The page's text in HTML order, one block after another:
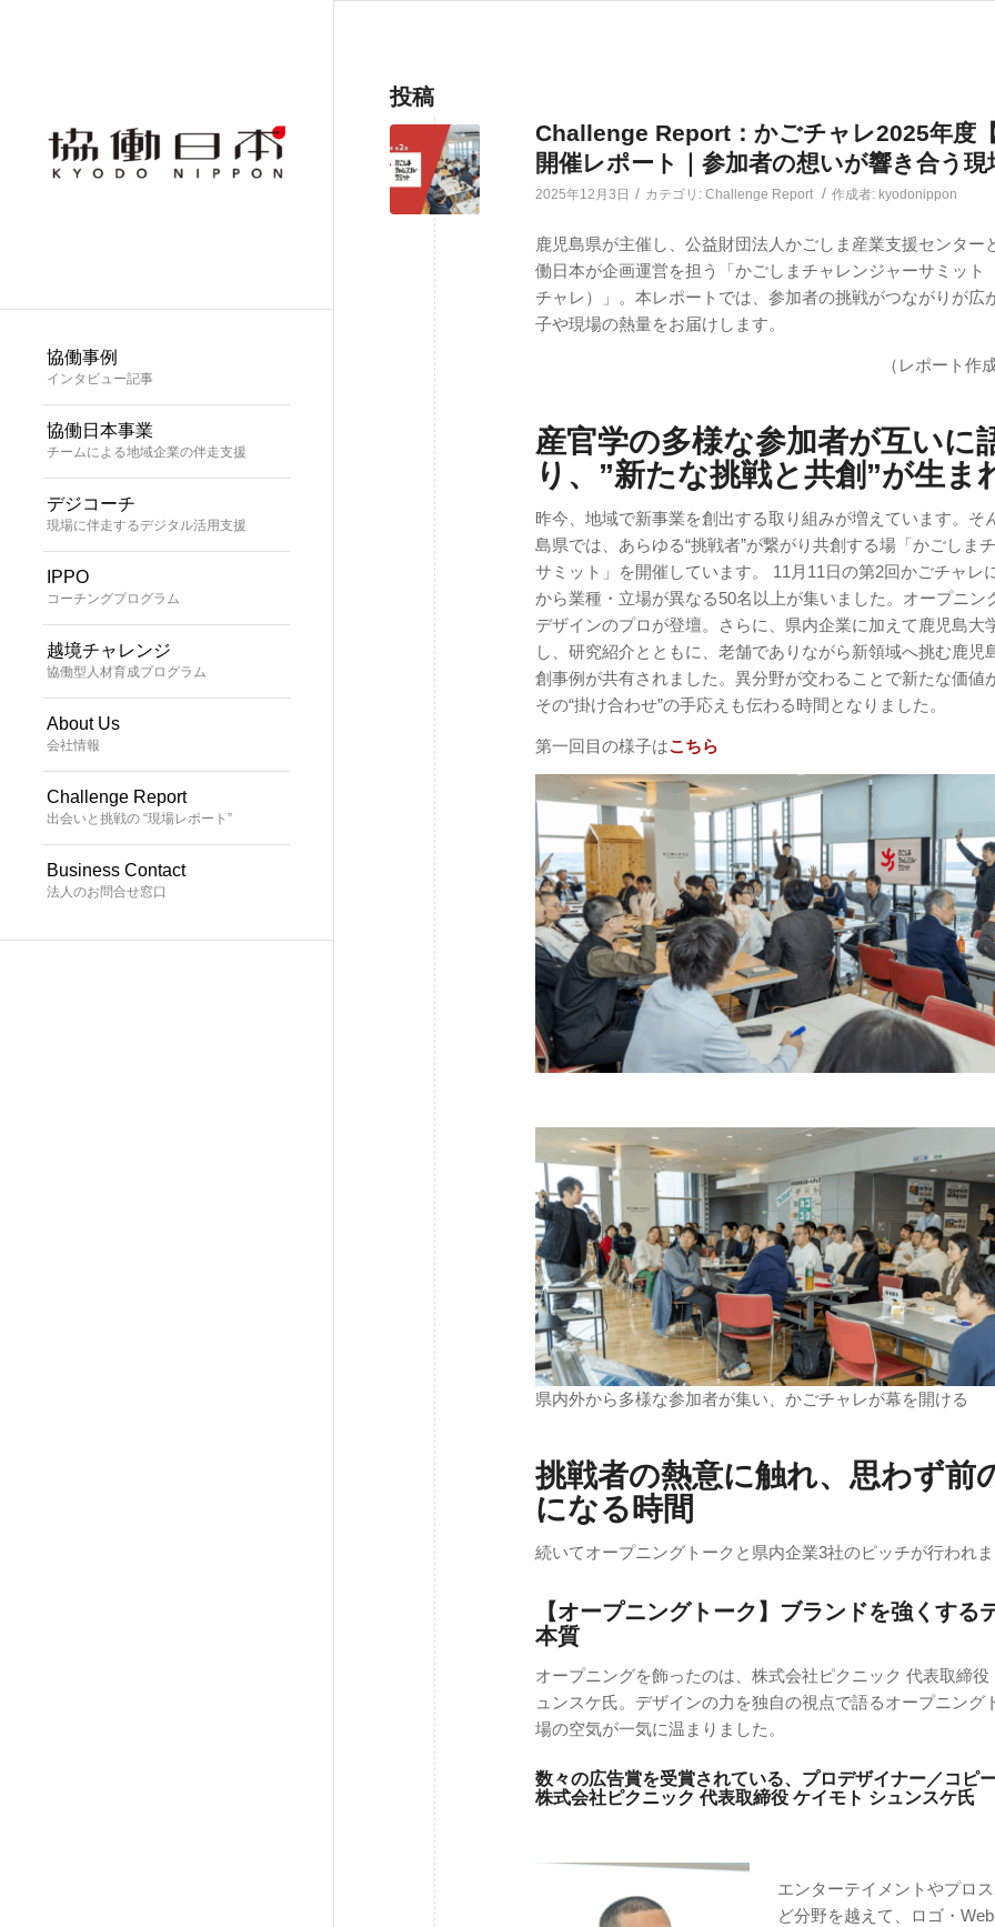
協働事例
インタビュー記事
協働日本事業
チームによる地域企業の伴走支援
デジコーチ
現場に伴走するデジタル活用支援
IPPO
コーチングプログラム
越境チャレンジ
協働型人材育成プログラム
About Us
会社情報
Challenge Report
出会いと挑戦の “現場レポート”
Business Contact
法人のお問合せ窓口
投稿
Challenge Report：かごチャレ2025年度
開催レポート｜参加者の想いが響き合う現
2025年12月3日 / カテゴリ: Challenge Report / 作成者: kyodonippon
鹿児島県が主催し、公益財団法人かごしま産業支援センター
働日本が企画運営を担う「かごしまチャレンジャーサミット
チャレ）」。本レポートでは、参加者の挑戦がつながりが広
子や現場の熱量をお届けします。
（レポート作
産官学の多様な参加者が互いに
り、”新たな挑戦と共創”が生ま
昨今、地域で新事業を創出する取り組みが増えています。そ
島県では、あらゆる“挑戦者”が繋がり共創する場「かごしま
サミット」を開催しています。 11月11日の第2回かごチャレ
から業種・立場が異なる50名以上が集いました。オープニン
デザインのプロが登壇。さらに、県内企業に加えて鹿児島大
し、研究紹介とともに、老舗でありながら新領域へ挑む鹿児
創事例が共有されました。異分野が交わることで新たな価値
その“掛け合わせ”の手応えも伝わる時間となりました。
第一回目の様子はこちら
県内外から多様な参加者が集い、かごチャレが幕を開ける
挑戦者の熱意に触れ、思わず前
になる 時間
続いてオープニングトークと県内企業3社のピッチが行われ
【オープニングトーク】ブランドを強くする
本質
オープニングを飾ったのは、株式会社ピクニック 代表取締
ュンスケ氏。デザインの力を独自の視点で語るオープニング
場の空気が一気に温まりました。
数々の広告賞を受賞されている、プロデザイナー／コピ
株式会社ピクニック 代表取締役 ケイモト シュンスケ氏
エンターテイメントやプロ
ど分野を越えて、ロゴ・